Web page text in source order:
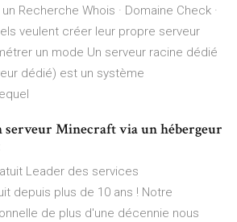
Recherche Whois · Domaine Check ·
veulent créer leur propre serveur
un mode Un serveur racine dédié
dédié) est un système
serveur Minecraft via un hébergeur
Leader des services
depuis plus de 10 ans ! Notre
de plus d'une décennie nous